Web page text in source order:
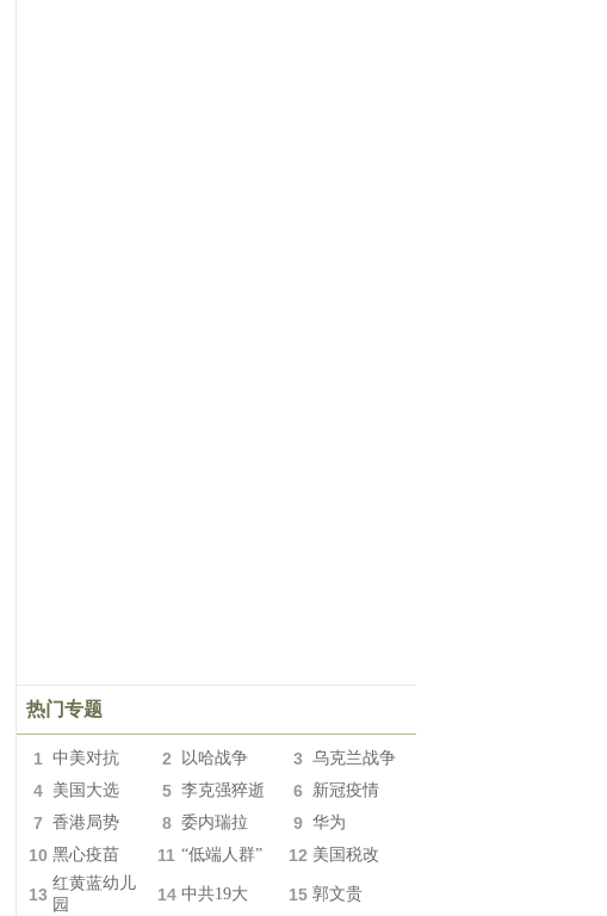
热门专题
1 中美对抗 2 以哈战争 3 乌克兰战争
4 美国大选 5 李克强猝逝 6 新冠疫情
7 香港局势 8 委内瑞拉 9 华为
10 黑心疫苗 11 “低端人群” 12 美国税改
13
红黄蓝幼儿
园
14 中共19大 15 郭文贵